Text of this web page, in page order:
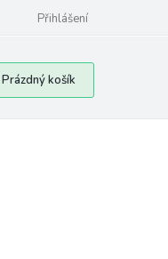
Přihlášení
Nákupní
košík
Prázdný košík